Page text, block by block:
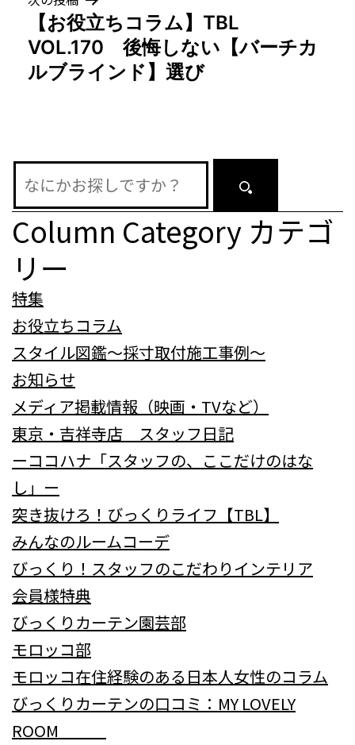
ゲ
ー
ン
【お役立ちコラム】TBL
VOL.170 後悔しない【バーチカ
ルブラインド】選び
Column Category カテゴ
リー
特集
お役立ちコラム
スタイル図鑑～採寸取付施工事例～
お知らせ
メディア掲載情報（映画・TVなど）
東京・吉祥寺店 スタッフ日記
ーココハナ「スタッフの、ここだけのはな
し」ー
突き抜けろ！びっくりライフ【TBL】
みんなのルームコーデ
びっくり！スタッフのこだわりインテリア
会員様特典
びっくりカーテン園芸部
モロッコ部
モロッコ在住経験のある日本人女性のコラム
びっくりカーテンの口コミ：MY LOVELY
ROOM